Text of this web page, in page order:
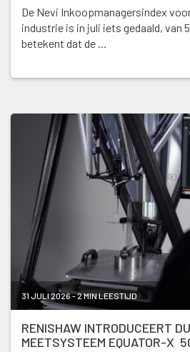
De Nevi Inkoopmanagersindex
industrie is in juli iets gedaald, van
betekent dat de …
31 JULI 2026 - 2 MIN LEESTIJD
RENISHAW INTRODUCEERT
MEETSYSTEEM EQUATOR-X